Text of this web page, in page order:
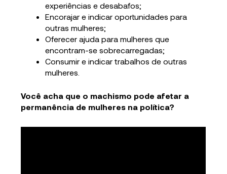
experiências e desabafos;
Encorajar e indicar oportunidades para
outras mulheres;
Oferecer ajuda para mulheres que
encontram-se sobrecarregadas;
Consumir e indicar trabalhos de outras
mulheres.
Você acha que o machismo pode afetar a
permanência de mulheres na política?